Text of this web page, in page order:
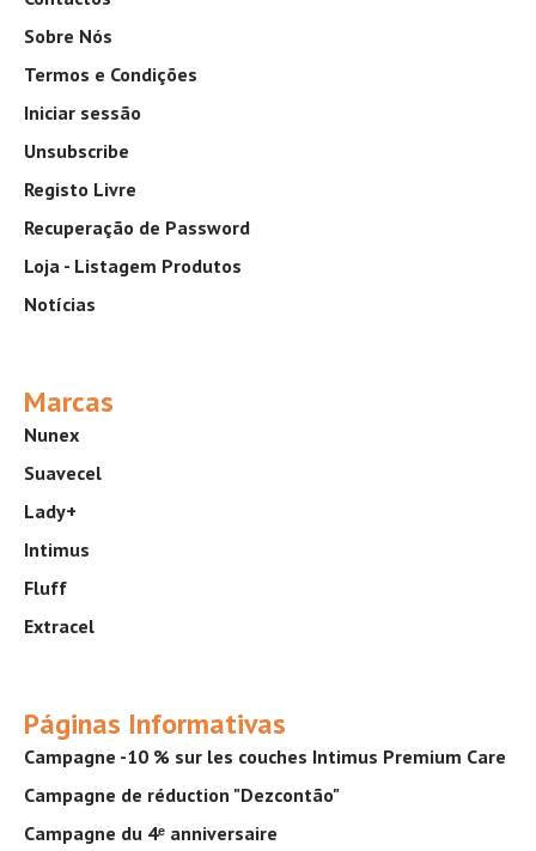
Sobre Nós
Termos e Condições
Iniciar sessão
Unsubscribe
Registo Livre
Recuperação de Password
Loja - Listagem Produtos
Notícias
Marcas
Nunex
Suavecel
Lady+
Intimus
Fluff
Extracel
Páginas Informativas
Campagne -10 % sur les couches Intimus Premium Care
Campagne de réduction "Dezcontão"
Campagne du 4ᵉ anniversaire